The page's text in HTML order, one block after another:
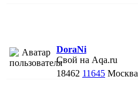
DoraNi
Свой на Aqa.ru
18462 11645 Москва